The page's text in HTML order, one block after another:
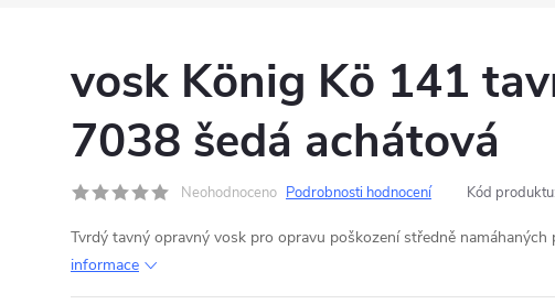
vosk König Kö 141
7038 šedá achátová
Neohodnoceno Podrobnosti hodnocení Kód produktu:
Tvrdý tavný opravný vosk pro opravu poškození středně namáhaných
informace